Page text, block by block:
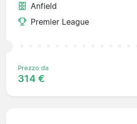
Anfield
Premier League
Prezzo da
314 €